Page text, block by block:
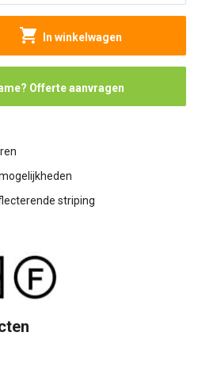
In winkelwagen
Offerte aanvragen
striping